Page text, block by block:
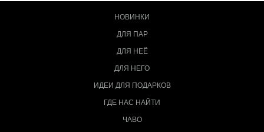
НОВИНКИ
ДЛЯ ПАР
ДЛЯ НЕЁ
ДЛЯ НЕГО
ИДЕИ ДЛЯ ПОДАРКОВ
ГДЕ НАС НАЙТИ
ЧАВО